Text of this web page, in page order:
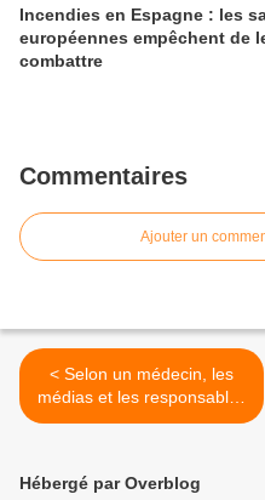
Incendies en Espagne : les
européennes empêchent de
combattre
Commentaires
Ajouter un
< Selon un médecin, les
médias et les responsables
de la santé devraient « dire
enfants
Hébergé par Overblog